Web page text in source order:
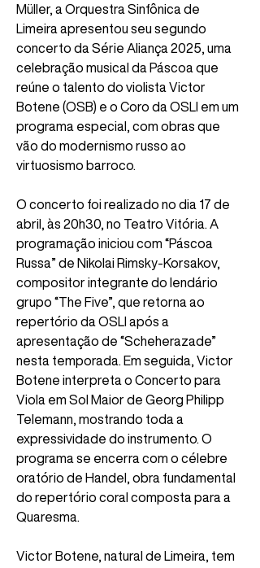
Müller, a Orquestra Sinfônica de
Limeira apresentou seu segundo
concerto da Série Aliança 2025, uma
celebração musical da Páscoa que
reúne o talento do violista Victor
Botene (OSB) e o Coro da OSLI em um
programa especial, com obras que
vão do modernismo russo ao
virtuosismo barroco.
O concerto foi realizado no dia 17 de
abril, às 20h30, no Teatro Vitória. A
programação iniciou com “Páscoa
Russa” de Nikolai Rimsky-Korsakov,
compositor integrante do lendário
grupo “The Five”, que retorna ao
repertório da OSLI após a
apresentação de “Scheherazade”
nesta temporada. Em seguida, Victor
Botene interpreta o Concerto para
Viola em Sol Maior de Georg Philipp
Telemann, mostrando toda a
expressividade do instrumento. O
programa se encerra com o célebre
oratório de Handel, obra fundamental
do repertório coral composta para a
Quaresma.
Victor Botene, natural de Limeira, tem